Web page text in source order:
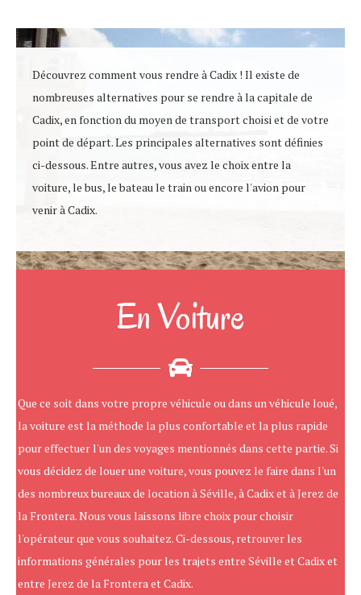
Découvrez comment vous rendre à Cadix ! Il existe de
nombreuses alternatives pour se rendre à la capitale de
Cadix, en fonction du moyen de transport choisi et de votre
point de départ. Les principales alternatives sont définies
ci-dessous. Entre autres, vous avez le choix entre la
voiture, le bus, le bateau le train ou encore l'avion pour
venir à Cadix.
En Voiture
Que ce soit dans votre propre véhicule ou dans un véhicule loué,
la voiture est la méthode la plus confortable et la plus rapide
pour effectuer l'un des voyages mentionnés dans cette partie. Si
vous décidez de louer une voiture, vous pouvez le faire dans l'un
des nombreux bureaux de location à Séville, à Cadix et à Jerez de
la Frontera. Nous vous laissons libre choix pour choisir
l'opérateur que vous souhaitez. Ci-dessous, retrouver les
informations générales pour les trajets entre Séville et Cadix et
entre Jerez de la Frontera et Cadix.